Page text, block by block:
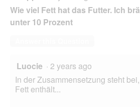
Wie viel Fett hat das Futter. Ich
unter 10 Prozent
Luocie · 2 years ago
In der Zusammensetzung steht
Fett enthält...